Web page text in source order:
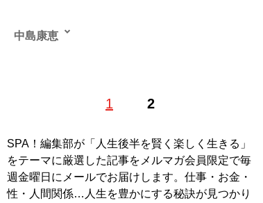
1 2
中島康恵
」代表取締役。大学在学中に仲間を募り、シニ
ジョブ設立。当初はIT会社を設立したが、シニア転職の
難しさを目の当たりにし、シニアの支援をライフワーク
とすることを誓う。シニアの転職・キャリアプラン、シ
ニア採用等のテーマで連載・寄稿中
SPA！編集部が「人生後半を賢く楽しく生きる」
をテーマに厳選した記事をメルマガ会員限定で毎
週金曜日にメールでお届けします。仕事・お金・
性・人間関係…人生を豊かにする秘訣が見つかり